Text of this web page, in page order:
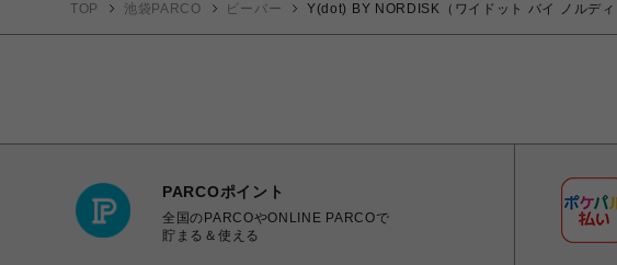
TOP 池袋PARCO ビーバー Y(dot) BY NORDISK（ワイドット バイ ノルデ
PARCOポイント
全国のPARCOやONLINE PARCOで
貯まる＆使える